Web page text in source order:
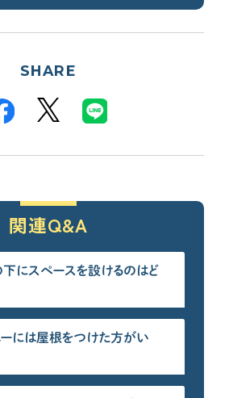
ェクト
まへ
SHARE
関連Q&A
にスペースを設けるのはど
には屋根をつけた方がい